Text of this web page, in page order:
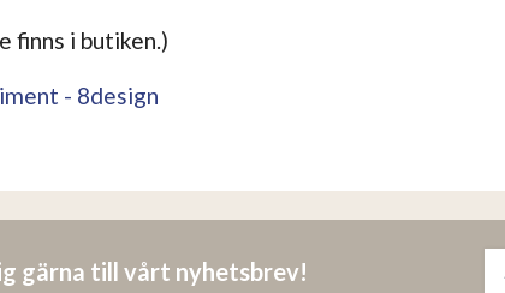
finns i butiken.)
- 8design
gärna till vårt nyhetsbrev!